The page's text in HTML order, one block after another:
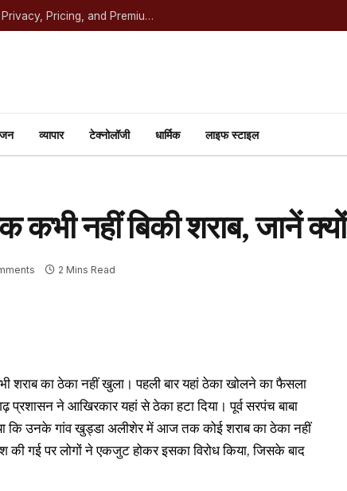
Most Beautiful OnlyFans in the United States: Privacy, Pricing, and Premium Experience Guide
व्यापार टेक्नोलॉजी धार्मिक लाइफ स्टाइल
कभी नहीं बिकी शराब, जानें क्यों
2 Mins Read
का ठेका नहीं खुला। पहली बार यहां ठेका खोलने का फैसला
ने आखिरकार यहां से ठेका हटा दिया। पूर्व सरपंच बाबा
कि उनके गांव खुड्डा अलीशेर में आज तक कोई शराब का ठेका नहीं
की गई पर लोगों ने एकजुट होकर इसका विरोध किया, जिसके बाद